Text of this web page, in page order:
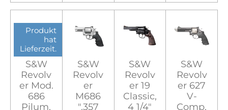
Produkt
hat
Lieferzeit.
S&W
Revolv
er Mod.
686
Pilum,
S&W
Revolv
er
M686
".357
S&W
Revolv
er 19
Classic,
4 1/4"
S&W
Revolv
er 627
V-
Comp,